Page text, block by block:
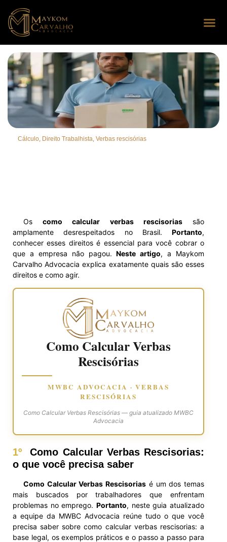
Cálculo, Direito Trabalhista, Verbas rescisórias
Oscomo calcular verbas rescisoriassão
amplamente desrespeitados no Brasil. Portanto,
conhecer esses direitos é essencial para você cobrar o
que a empresa não pagou.Neste artigo, a Maykom
Carvalho Advocacia explica exatamente quais são esses
direitos e como agir.
Como Calcular Verbas
Rescisórias
MWBC ADVOCACIA · VERBAS
RESCISÓRIAS
Como Calcular Verbas Rescisórias — guia atualizado MWBC
Advocacia
1º
Como Calcular Verbas Rescisorias:
o que você precisa saber
Como Calcular Verbas Rescisorias é um dos temas
mais buscados por trabalhadores que enfrentam
problemas no emprego. Portanto, neste guia atualizado
a equipe da MWBC Advocacia reúne tudo o que você
precisa saber sobre como calcular verbas rescisorias: a
base legal, os exemplos práticos e o passo a passo para